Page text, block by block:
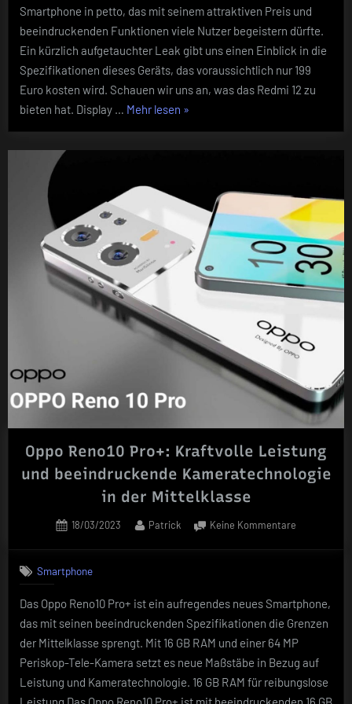
Smartphone
von
Xiaomi
Funktionen
Smartphone in petto, das mit seinem attraktiven Preis und
beeindruckenden Funktionen viele Nutzer begeistern dürfte.
Ein kürzlich aufgetauchter Leak gibt uns einen Einblick in die
Spezifikationen dieses Geräts, das voraussichtlich nur 199
Euro kosten wird. Schauen wir uns an, was das Redmi 12 zu
bieten hat. Display … Mehr lesen „Redmi
Leak:
Smartphone
Xiaomi
mit
beeindruckenden
»
Oppo Reno10 Pro+: Kraftvolle Leistung
und beeindruckende Kameratechnologie
in der Mittelklasse
Posted
18/03/2023 By
Patrick Keine Kommentare
Leistung
und
in
der
Smartphone
Das Oppo Reno10 Pro+ ist ein aufregendes neues Smartphone,
das mit seinen beeindruckenden Spezifikationen die Grenzen
der Mittelklasse sprengt. Mit 16 GB RAM und einer 64 MP
Periskop-Tele-Kamera setzt es neue Maßstäbe in Bezug auf
Leistung und Kameratechnologie. 16 GB RAM für reibungslose